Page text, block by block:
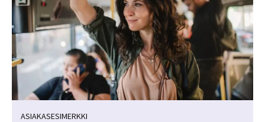
ASIAKASESIMERKKI